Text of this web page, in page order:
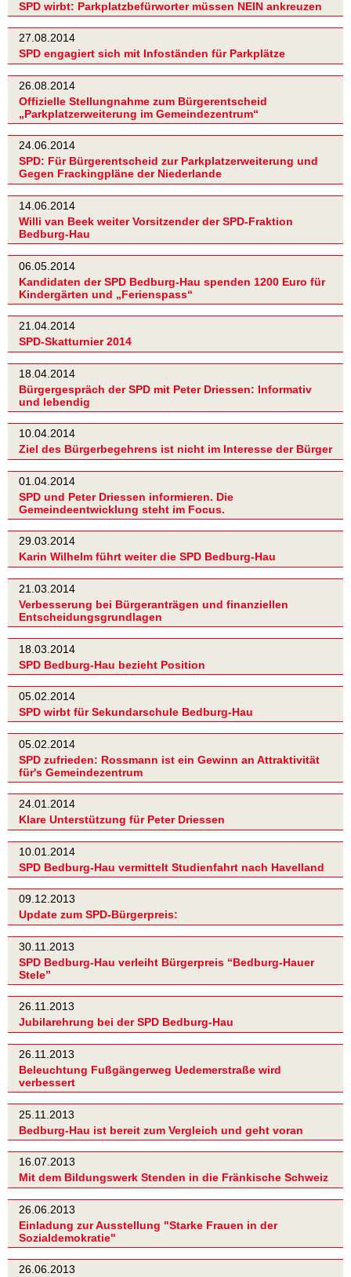
SPD wirbt: Parkplatzbefürworter müssen NEIN ankreuzen
27.08.2014
SPD engagiert sich mit Infoständen für Parkplätze
26.08.2014
Offizielle Stellungnahme zum Bürgerentscheid
„Parkplatzerweiterung im Gemeindezentrum“
24.06.2014
SPD: Für Bürgerentscheid zur Parkplatzerweiterung und
Gegen Frackingpläne der Niederlande
14.06.2014
Willi van Beek weiter Vorsitzender der SPD-Fraktion
Bedburg-Hau
06.05.2014
Kandidaten der SPD Bedburg-Hau spenden 1200 Euro für
Kindergärten und „Ferienspass“
21.04.2014
SPD-Skatturnier 2014
18.04.2014
Bürgergespräch der SPD mit Peter Driessen: Informativ
und lebendig
10.04.2014
Ziel des Bürgerbegehrens ist nicht im Interesse der Bürger
01.04.2014
SPD und Peter Driessen informieren. Die
Gemeindeentwicklung steht im Focus.
29.03.2014
Karin Wilhelm führt weiter die SPD Bedburg-Hau
21.03.2014
Verbesserung bei Bürgeranträgen und finanziellen
Entscheidungsgrundlagen
18.03.2014
SPD Bedburg-Hau bezieht Position
05.02.2014
SPD wirbt für Sekundarschule Bedburg-Hau
05.02.2014
SPD zufrieden: Rossmann ist ein Gewinn an Attraktivität
für's Gemeindezentrum
24.01.2014
Klare Unterstützung für Peter Driessen
10.01.2014
SPD Bedburg-Hau vermittelt Studienfahrt nach Havelland
09.12.2013
Update zum SPD-Bürgerpreis:
30.11.2013
SPD Bedburg-Hau verleiht Bürgerpreis “Bedburg-Hauer
Stele”
26.11.2013
Jubilarehrung bei der SPD Bedburg-Hau
26.11.2013
Beleuchtung Fußgängerweg Uedemerstraße wird
verbessert
25.11.2013
Bedburg-Hau ist bereit zum Vergleich und geht voran
16.07.2013
Mit dem Bildungswerk Stenden in die Fränkische Schweiz
26.06.2013
Einladung zur Ausstellung "Starke Frauen in der
Sozialdemokratie"
26.06.2013